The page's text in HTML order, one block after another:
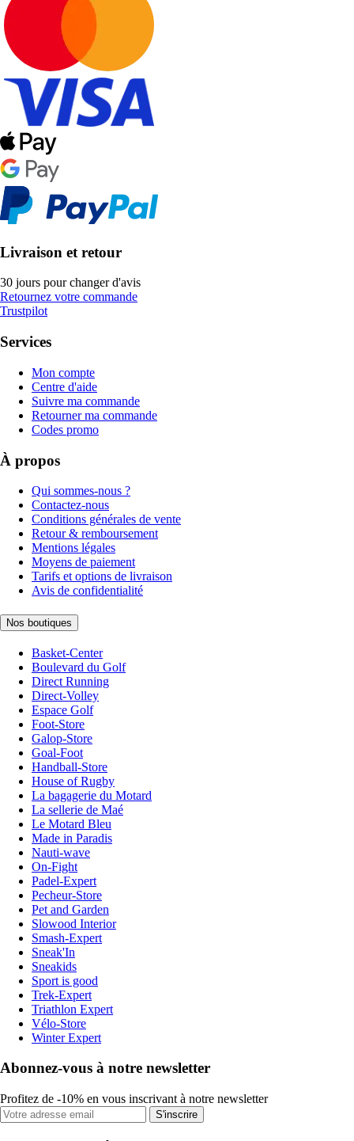
Livraison et retour
30 jours pour changer d'avis
Retournez votre commande
Trustpilot
Services
Mon compte
Centre d'aide
Suivre ma commande
Retourner ma commande
Codes promo
À propos
Qui sommes-nous ?
Contactez-nous
Conditions générales de vente
Retour & remboursement
Mentions légales
Moyens de paiement
Tarifs et options de livraison
Avis de confidentialité
Nos boutiques
Basket-Center
Boulevard du Golf
Direct Running
Direct-Volley
Espace Golf
Foot-Store
Galop-Store
Goal-Foot
Handball-Store
House of Rugby
La bagagerie du Motard
La sellerie de Maé
Le Motard Bleu
Made in Paradis
Nauti-wave
On-Fight
Padel-Expert
Pecheur-Store
Pet and Garden
Slowood Interior
Smash-Expert
Sneak'In
Sneakids
Sport is good
Trek-Expert
Triathlon Expert
Vélo-Store
Winter Expert
Abonnez-vous à notre newsletter
Profitez de -10% en vous inscrivant à notre newsletter
S'inscrire